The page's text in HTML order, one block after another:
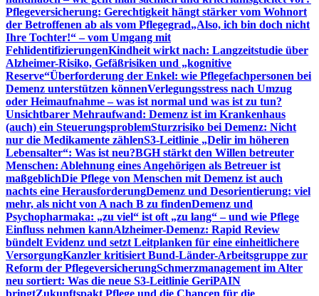
Pflegeversicherung: Gerechtigkeit hängt stärker vom Wohnort
der Betroffenen ab als vom Pflegegrad„Also, ich bin doch nicht
Ihre Tochter!“ – vom Umgang mit
FehlidentifizierungenKindheit wirkt nach: Langzeitstudie über
Alzheimer-Risiko, Gefäßrisiken und „kognitive
Reserve“Überforderung der Enkel: wie Pflegefachpersonen bei
Demenz unterstützen könnenVerlegungsstress nach Umzug
oder Heimaufnahme – was ist normal und was ist zu tun?
Unsichtbarer Mehraufwand: Demenz ist im Krankenhaus
(auch) ein SteuerungsproblemSturzrisiko bei Demenz: Nicht
nur die Medikamente zählenS3-Leitlinie „Delir im höheren
Lebensalter“: Was ist neu?BGH stärkt den Willen betreuter
Menschen: Ablehnung eines Angehörigen als Betreuer ist
maßgeblichDie Pflege von Menschen mit Demenz ist auch
nachts eine HerausforderungDemenz und Desorientierung: viel
mehr, als nicht von A nach B zu findenDemenz und
Psychopharmaka: „zu viel“ ist oft „zu lang“ – und wie Pflege
Einfluss nehmen kannAlzheimer-Demenz: Rapid Review
bündelt Evidenz und setzt Leitplanken für eine einheitlichere
VersorgungKanzler kritisiert Bund-Länder-Arbeitsgruppe zur
Reform der PflegeversicherungSchmerzmanagement im Alter
neu sortiert: Was die neue S3-Leitlinie GeriPAIN